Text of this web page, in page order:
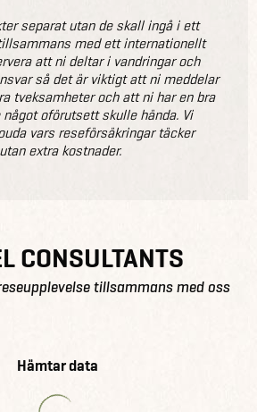
separat utan de skall ingå i ett
med ett internationellt
att ni deltar i vandringar och
så det är viktigt att ni meddelar
tveksamheter och att ni har en bra
oförutsett skulle hända. Vi
vars reseförsäkringar täcker
extra kostnader.
CONSULTANTS
tillsammans med oss
Hämtar data